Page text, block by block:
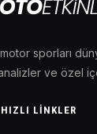
sporları
ve özel
HIZLI LINKLER